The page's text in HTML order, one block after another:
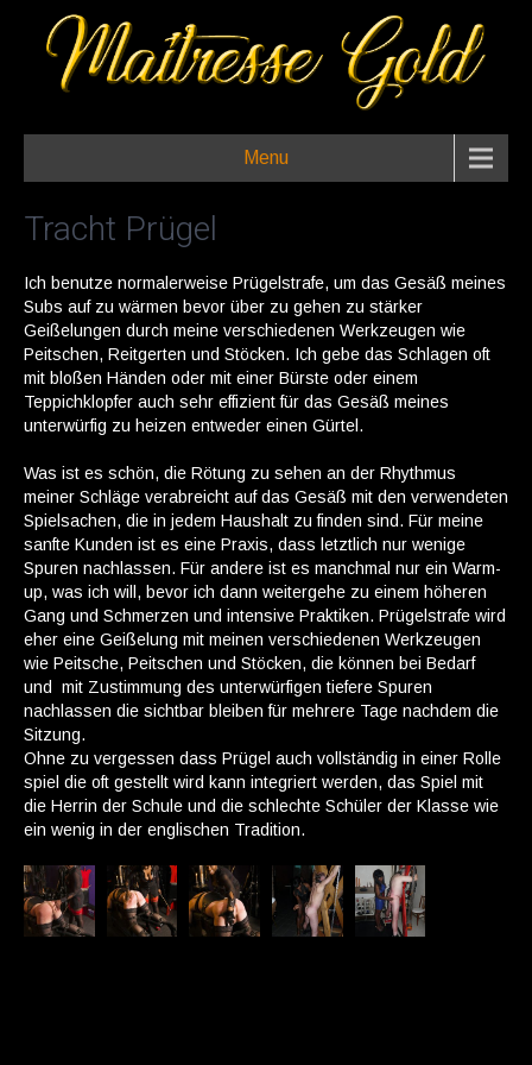
Menu
Tracht Prügel
Ich benutze normalerweise Prügelstrafe, um das Gesäß meines
Subs auf zu wärmen bevor über zu gehen zu stärker
Geißelungen durch meine verschiedenen Werkzeugen wie
Peitschen, Reitgerten und Stöcken. Ich gebe das Schlagen oft
mit bloßen Händen oder mit einer Bürste oder einem
Teppichklopfer auch sehr effizient für das Gesäß meines
unterwürfig zu heizen entweder einen Gürtel.
Was ist es schön, die Rötung zu sehen an der Rhythmus
meiner Schläge verabreicht auf das Gesäß mit den verwendeten
Spielsachen, die in jedem Haushalt zu finden sind. Für meine
sanfte Kunden ist es eine Praxis, dass letztlich nur wenige
Spuren nachlassen. Für andere ist es manchmal nur ein Warm-
up, was ich will, bevor ich dann weitergehe zu einem höheren
Gang und Schmerzen und intensive Praktiken. Prügelstrafe wird
eher eine Geißelung mit meinen verschiedenen Werkzeugen
wie Peitsche, Peitschen und Stöcken, die können bei Bedarf
und mit Zustimmung des unterwürfigen tiefere Spuren
nachlassen die sichtbar bleiben für mehrere Tage nachdem die
Sitzung.
Ohne zu vergessen dass Prügel auch vollständig in einer Rolle
spiel die oft gestellt wird kann integriert werden, das Spiel mit
die Herrin der Schule und die schlechte Schüler der Klasse wie
ein wenig in der englischen Tradition.